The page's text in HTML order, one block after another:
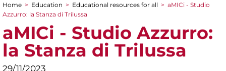
You are here
Home > Education > Educational resources for all > aMICi - Studio
Azzurro: la Stanza di Trilussa
aMICi - Studio Azzurro:
la Stanza di Trilussa
29/11/2023